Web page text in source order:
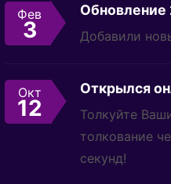
Фев
3
Обновление
Добавили
Окт
12
Открылся
Толкуйте
толкование
секунд!